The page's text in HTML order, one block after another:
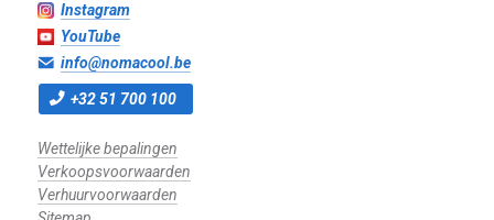
Instagram
YouTube
info@nomacool.be
+32 51 700 100
Wettelijke bepalingen
Verkoopsvoorwaarden
Verhuurvoorwaarden